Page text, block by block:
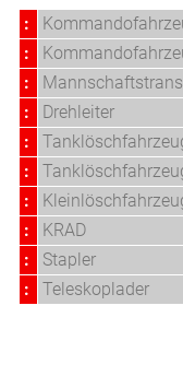
:
:
:
:
Drehleiter
:
:
:
:
KRAD
:
Stapler
:
Teleskoplader